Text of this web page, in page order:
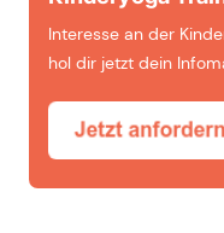
Interesse an der
hol dir jetzt dein